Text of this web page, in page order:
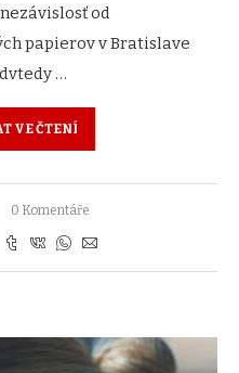
od
papierov v Bratislave
…
VE ČTENÍ
0 Komentáře